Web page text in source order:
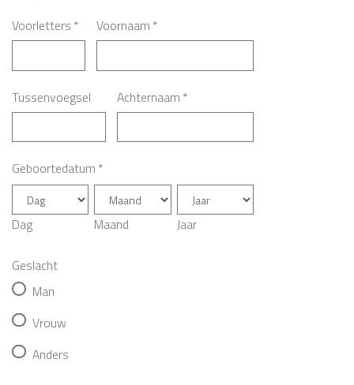
Voorletters * Voornaam *
Tussenvoegsel Achternaam *
Geboortedatum *
Dag Maand Jaar
Geslacht
Man
Vrouw
Anders